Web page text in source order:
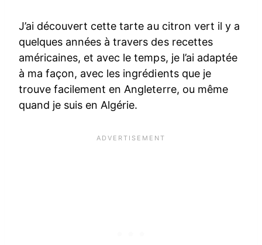
J’ai découvert cette tarte au citron vert il y a
quelques années à travers des recettes
américaines, et avec le temps, je l’ai adaptée
à ma façon, avec les ingrédients que je
trouve facilement en Angleterre, ou même
quand je suis en Algérie.